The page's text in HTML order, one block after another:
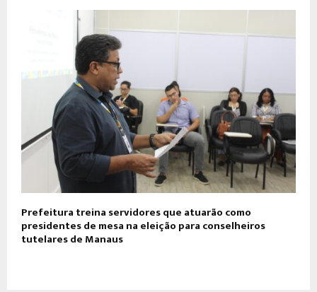
Prefeitura treina servidores que atuarão como
presidentes de mesa na eleição para conselheiros
tutelares de Manaus